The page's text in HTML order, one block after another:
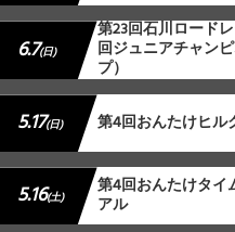
6.7(日)
第23回石川ロード
回ジュニアチャン
プ）
5.17(日) 第4回おんたけヒル
5.16(土) 第4回おんたけタイ
アル